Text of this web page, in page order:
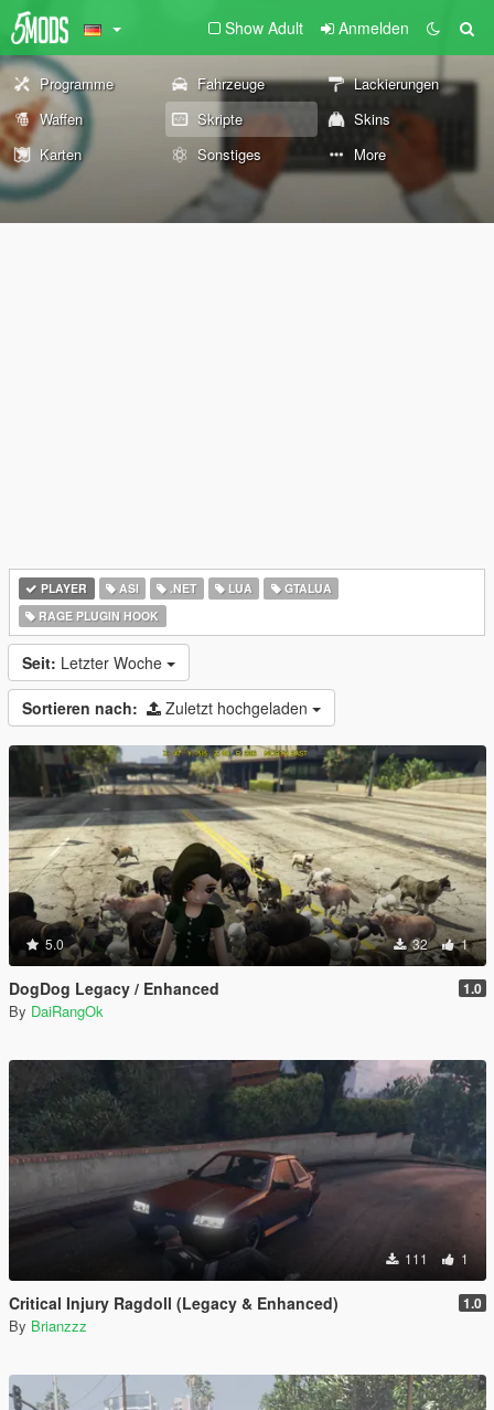
Show Adult Anmelden
Programme Fahrzeuge
Lackierungen
Waffen
Skripte
Skins
Karten
Sonstiges More
PLAYER ASI .NET LUA
GTALUA
RAGE PLUGIN HOOK
Seit: Letzter Woche
Sortieren nach: Zuletzt hochgeladen
5.0 32 1
DogDog Legacy / Enhanced 1.0
By DaiRangOk
111 1
Critical Injury Ragdoll (Legacy & Enhanced) 1.0
By Brianzzz